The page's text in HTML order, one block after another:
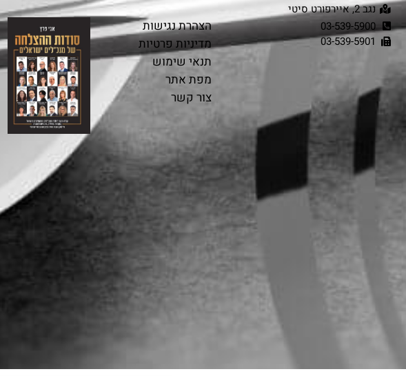
נגב 2, איירפורט סיטי
03-539-5900
03-539-5901
הצהרת נגישות
מדיניות פרטיות
תנאי שימוש
מפת אתר
צור קשר